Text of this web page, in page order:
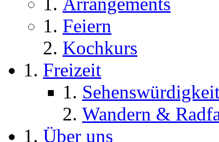
Feiern
Kochkurs
Freizeit
Wandern &
Über uns